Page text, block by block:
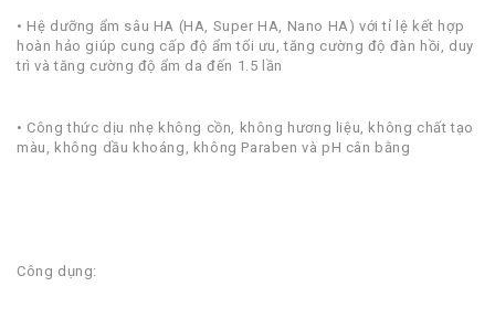
• Hệ dưỡng ẩm sâu HA (HA, Super HA, Nano HA) với tỉ lệ kết hợp
hoàn hảo giúp cung cấp độ ẩm tối ưu, tăng cường độ đàn hồi, duy
trì và tăng cường độ ẩm da đến 1.5 lần
• Công thức dịu nhẹ không cồn, không hương liệu, không chất tạo
màu, không dầu khoáng, không Paraben và pH cân bằng
Công dụng: